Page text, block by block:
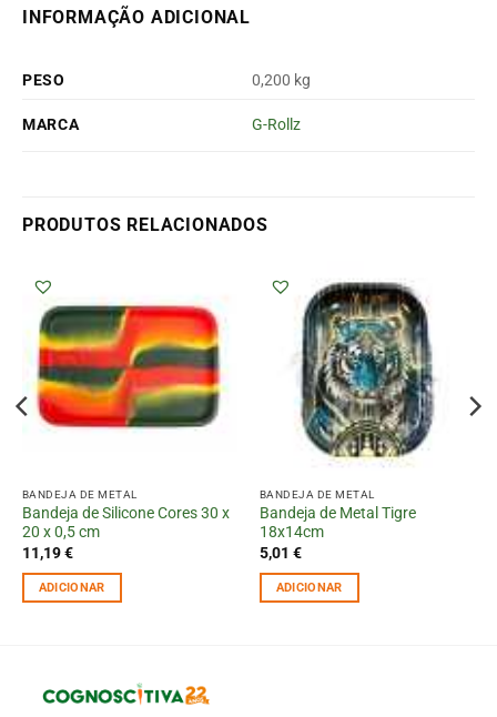
INFORMAÇÃO ADICIONAL
PESO 0,200 kg
MARCA G-Rollz
PRODUTOS RELACIONADOS
BANDEJA DE METAL
Bandeja de Silicone Cores 30 x
20 x 0,5 cm
11,19€
ADICIONAR
BANDEJA DE METAL
Bandeja de Metal Tigre
18x14cm
5,01 €
ADICIONAR